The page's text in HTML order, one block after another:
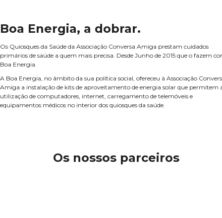
Boa Energia, a dobrar.
Os Quiosques da Saúde da Associação Conversa Amiga prestam cuidados
primários de saúde a quem mais precisa. Desde Junho de 2015 que o fazem
Boa Energia.
A Boa Energia, no âmbito da sua política social, ofereceu à Associação
Amiga a instalação de kits de aproveitamento de energia solar que permitem
utilização de computadores, internet, carregamento de telemóveis e
equipamentos médicos no interior dos quiosques da saúde.
Os nossos parceiros